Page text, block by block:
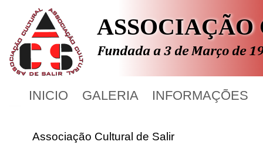
INICIO GALERIA INFORMAÇÕES
Associação Cultural de Salir